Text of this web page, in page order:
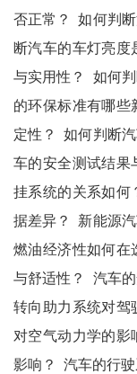
否正常？
如何判
断汽车的车灯亮度
与实用性？
如何
的环保标准有哪些
定性？
如何判断
车的安全测试结果
挂系统的关系如何
据差异？
新能源
燃油经济性如何在
与舒适性？
汽车
转向助力系统对驾
对空气动力学的影
影响？
汽车的行